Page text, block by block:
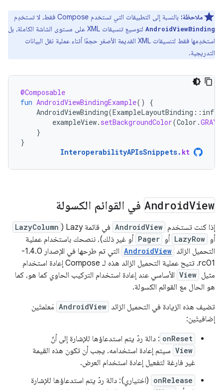
ملاحظة: بالنسبة إلى التطبيقات التي تستخدم Compose فقط، لا تستخدِم
AndroidViewBinding
لتوسيع تنسيقات XML على مستوى الشاشة الكاملة، بل
استخدِمها فقط لتنسيقات XML القديمة الأصغر حجمًا أثناء عملية نقل البيانات
التدريجية.
@Composable
fun AndroidViewBindingExample()
{
AndroidViewBinding(ExampleLayoutBinding ::
exampleView. setBackgroundColor(Color .GRAY
}
}
InteroperabilityAPIsSnippets. kt
AndroidView في القوائم الكسولة
إذا كنت تستخدم AndroidView في قائمة Lazy ( LazyColumn
أو LazyRow أو Pager أو غير ذلك)، ننصحك باستخدام عملية
التحميل الزائد AndroidView
التي تم طرحها في الإصدار 1.4.0-
rc01. تتيح عملية التحميل الزائد هذه لـ Compose إعادة استخدام
مثيل View الأساسي عند إعادة استخدام التركيب الحاوي كما هو، كما
هو الحال مع القوائم الكسولة.
تضيف هذه الزيادة في التحميل الزائد AndroidView مَعلمتَين
إضافيتَين:
onReset : دالة ردّ يتم استدعاؤها للإشارة إلى أنّ
View سيتم إعادة استخدامه. يجب أن تكون هذه القيمة
غير فارغة لتفعيل إعادة استخدام العرض.
onRelease (اختياري): دالة ردّ يتم استدعاؤها للإشارة